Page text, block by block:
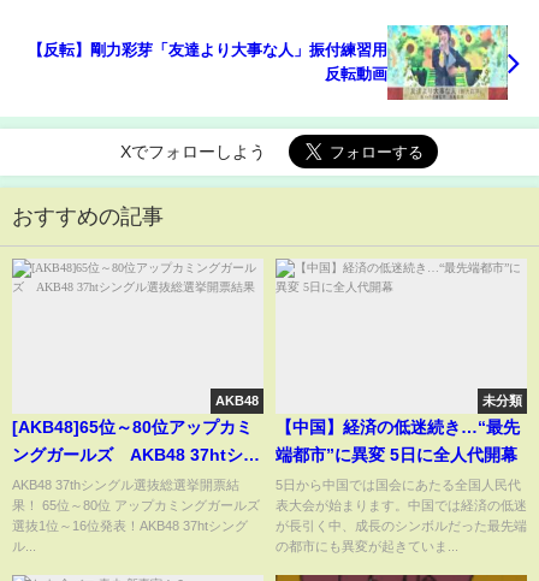
【反転】剛力彩芽「友達より大事な人」振付練習用
反転動画
Xでフォローしよう
おすすめの記事
AKB48
[AKB48]65位～80位アップカミ
ングガールズ AKB48 37htシン
グル選抜総選挙開票結果
AKB48 37thシングル選抜総選挙開票結
果！ 65位～80位 アップカミングガールズ
選抜1位～16位発表！AKB48 37htシング
ル...
未分類
【中国】経済の低迷続き…“最先
端都市”に異変 5日に全人代開幕
5日から中国では国会にあたる全国人民代
表大会が始まります。中国では経済の低迷
が長引く中、成長のシンボルだった最先端
の都市にも異変が起きていま...